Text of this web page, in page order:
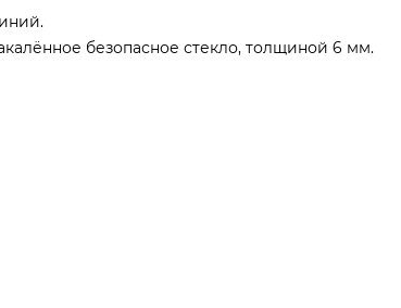
безопасное стекло, толщиной 6 мм.